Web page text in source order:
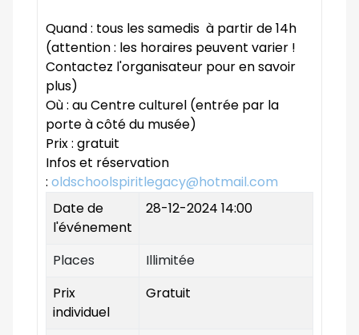
Quand : tous les samedis à partir de 14h
(attention : les horaires peuvent varier !
Contactez l'organisateur pour en savoir
plus)
Où : au Centre culturel (entrée par la
porte à côté du musée)
Prix : gratuit
Infos et réservation
: oldschoolspiritlegacy@hotmail.com
Date de
l'événement
28-12-2024 14:00
Places
Illimitée
Prix
individuel
Gratuit